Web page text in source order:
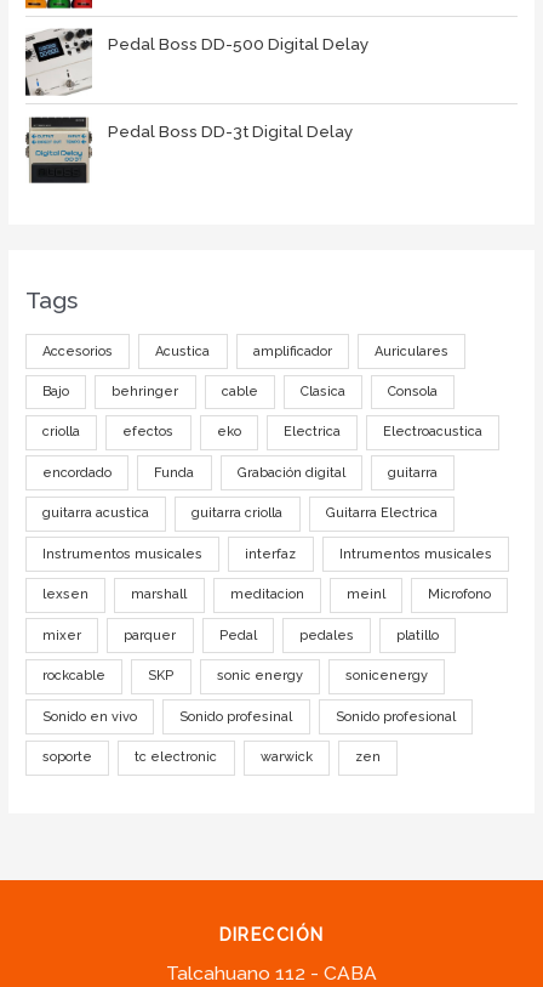
Pedal Boss DD-500 Digital Delay
Pedal Boss DD-3t Digital Delay
Tags
Accesorios Acustica amplificador Auriculares
Bajo behringer cable Clasica Consola
criolla efectos eko Electrica Electroacustica
encordado Funda Grabación digital guitarra
guitarra acustica guitarra criolla Guitarra Electrica
Instrumentos musicales interfaz Intrumentos musicales
lexsen marshall meditacion meinl Microfono
mixer parquer Pedal pedales platillo
rockcable SKP sonic energy sonicenergy
Sonido en vivo Sonido profesinal Sonido profesional
soporte tc electronic warwick zen
DIRECCIÓN
Talcahuano 112 - CABA